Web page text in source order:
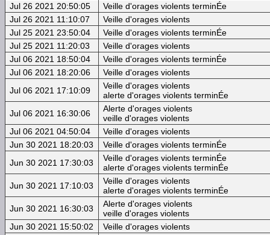
Jul 26 2021 20:50:05
Veille d'orages violents terminÉe
Jul 26 2021 11:10:07
Veille d'orages violents
Jul 25 2021 23:50:04
Veille d'orages violents terminÉe
Jul 25 2021 11:20:03
Veille d'orages violents
Jul 06 2021 18:50:04
Veille d'orages violents terminÉe
Jul 06 2021 18:20:06
Veille d'orages violents
Jul 06 2021 17:10:09
Veille d'orages violents
alerte d'orages violents terminÉe
Jul 06 2021 16:30:06
Alerte d'orages violents
veille d'orages violents
Jul 06 2021 04:50:04
Veille d'orages violents
Jun 30 2021 18:20:03
Veille d'orages violents terminÉe
Jun 30 2021 17:30:03
Veille d'orages violents terminÉe
alerte d'orages violents terminÉe
Jun 30 2021 17:10:03
Veille d'orages violents
alerte d'orages violents terminÉe
Jun 30 2021 16:30:03
Alerte d'orages violents
veille d'orages violents
Jun 30 2021 15:50:02
Veille d'orages violents